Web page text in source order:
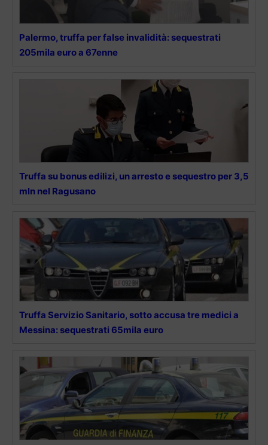
Palermo, truffa per false invalidità: sequestrati
205mila euro a 67enne
Truffa su bonus edilizi, un arresto e sequestro per 3,5
mln nel Ragusano
Truffa Servizio Sanitario, sotto accusa tre medici a
Messina: sequestrati 65mila euro